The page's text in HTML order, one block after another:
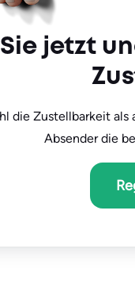
jetzt
die Zustellbarkeit
Absender die